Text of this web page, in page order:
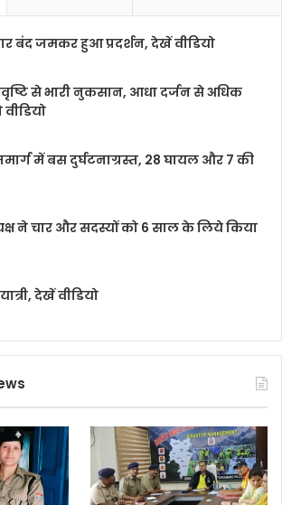
बंद जमकर हुआ प्रदर्शन, देखें वीडियो
से भारी नुकसान, आधा दर्जन से अधिक
में बस दुर्घटनाग्रस्त, 28 घायल और 7 की
ने चार और सदस्यों को 6 साल के लिये किया
देखें वीडियो